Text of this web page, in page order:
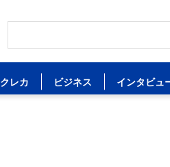
クレカ ビジネス インタビュ